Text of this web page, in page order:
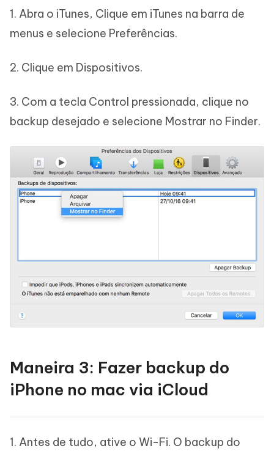
1. Abra o iTunes, Clique em iTunes na barra de
menus e selecione Preferências.
2. Clique em Dispositivos.
3. Com a tecla Control pressionada, clique no
backup desejado e selecione Mostrar no Finder.
Maneira 3: Fazer backup do
iPhone no mac via iCloud
1. Antes de tudo, ative o Wi-Fi. O backup do